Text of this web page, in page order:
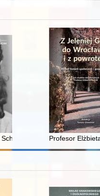
zbiorów Muzeum
polskiej7566 Auschwitz
Profesor